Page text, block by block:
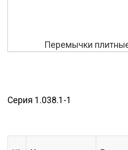
Перемычки
Серия 1.038.1-1